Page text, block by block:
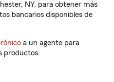
NY, para obtener más
bancarios disponibles de
a un agente para
productos.